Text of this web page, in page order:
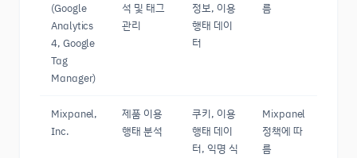
(Google
Analytics
4, Google
Tag
Manager)
석 및 태그
관리
정보, 이용
행태 데이
터
름
Mixpanel,
Inc.
제품 이용
행태 분석
쿠키, 이용
행태 데이
터, 익명 식
Mixpanel
정책에 따
름